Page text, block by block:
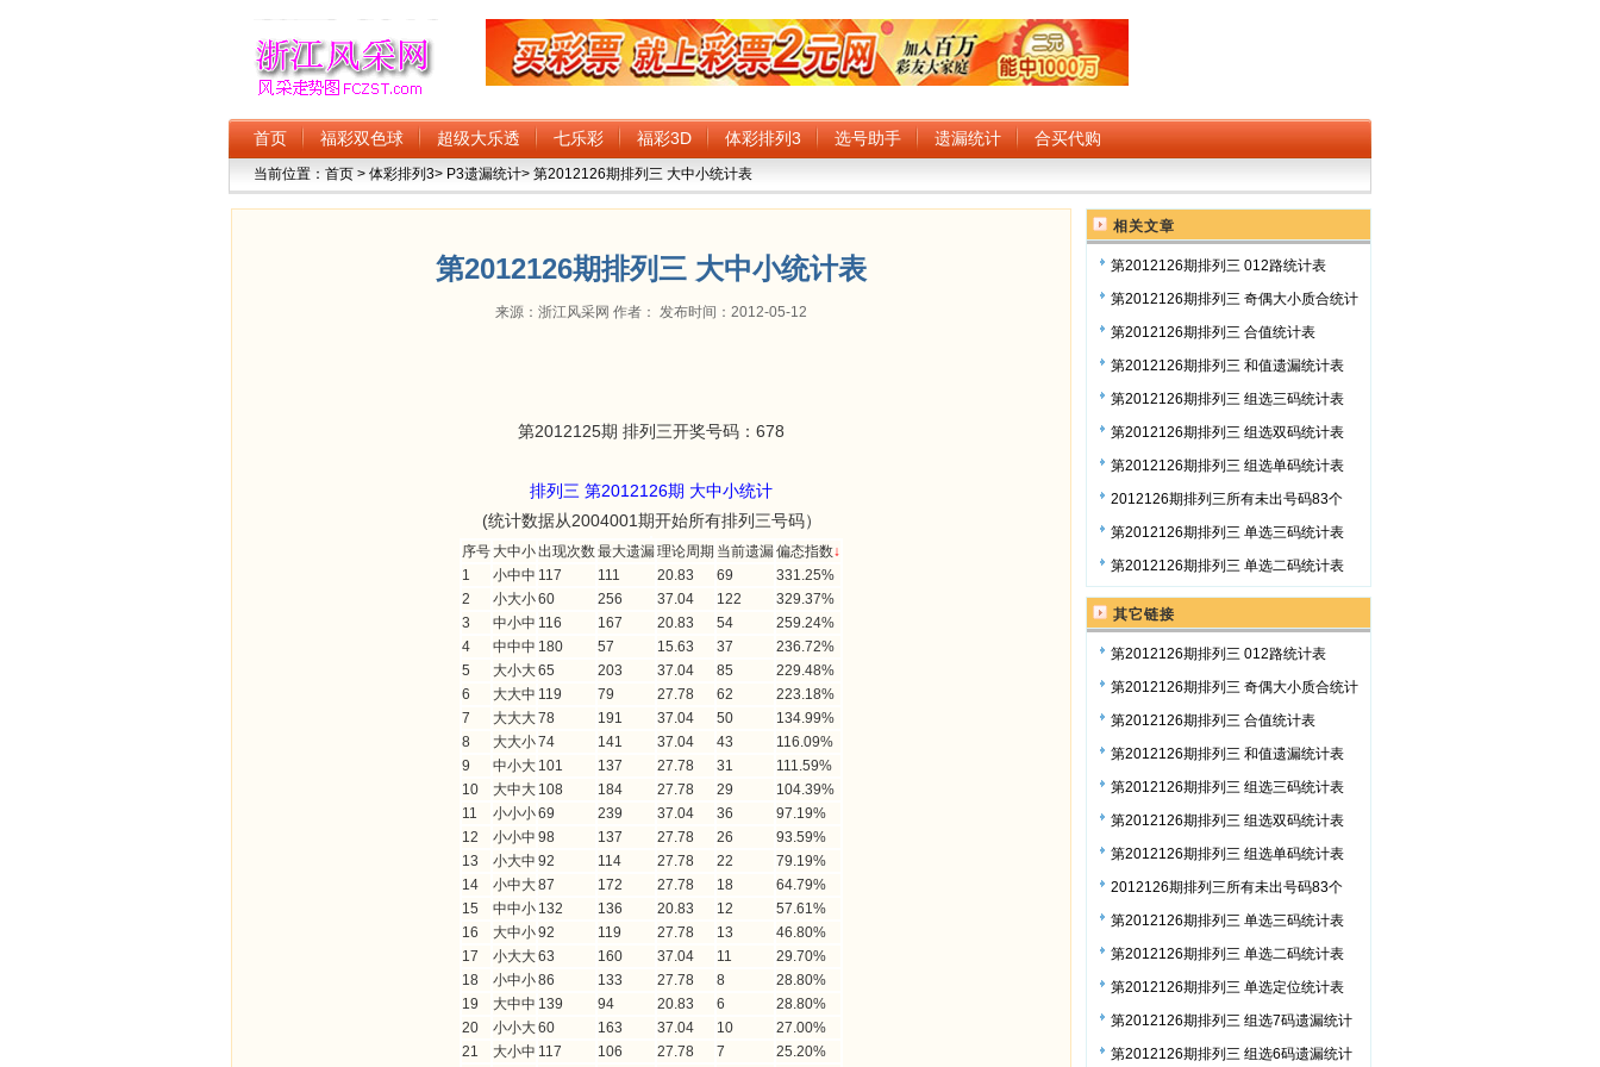
首页 福彩双色球 超级大乐透 七乐彩 福彩3D 体彩排列3 选号助手 遗漏统计 合买代购
当前位置： 首页 > 体彩排列3> P3遗漏统计> 第2012126期排列三 大中小统计表
第2012126期排列三 大中小统计表
来源：浙江风采网 作者： 发布时间：2012-05-12
第2012125期 排列三开奖号码：678
排列三 第2012126期 大中小统计
(统计数据从2004001期开始所有排列三号码）
序号 大中小出现次数最大遗漏理论周期 当前遗漏偏态指数↓
1
小中中 117 111 20.83 69
331.25%
2
小大小60 256 37.04 122
329.37%
3
中小中 116 167 20.83 54
259.24%
4
中中中 180 57 15.63 37
236.72%
5
大小大65 203 37.04 85
229.48%
6
大大中 119 79 27.78 62
223.18%
7
大大大78 191 37.04 50
134.99%
8
大大小74 141 37.04 43
116.09%
9
中小大 101 137 27.78 31
111.59%
10
大中大 108 184 27.78 29
104.39%
11
小小小69 239 37.04 36
97.19%
12
小小中 98 137 27.78 26
93.59%
13
小大中 92 114 27.78 22
79.19%
14
小中大87 172 27.78 18
64.79%
15
中中小 132 136 20.83 12
57.61%
16
大中小92 119 27.78 13
46.80%
17
小大大63 160 37.04 11
29.70%
18
小中小86 133 27.78 8
28.80%
19
大中中 139 94 20.83 6
28.80%
20
小小大60 163 37.04 10
27.00%
21
大小中 117 106 27.78 7 25.20%
相关文章
第2012126期排列三 012路统计表
第2012126期排列三 奇偶大小质合统计
表
第2012126期排列三 合值统计表
第2012126期排列三 和值遗漏统计表
第2012126期排列三 组选三码统计表
第2012126期排列三 组选双码统计表
第2012126期排列三 组选单码统计表
2012126期排列三所有未出号码83个
第2012126期排列三 单选三码统计表
第2012126期排列三 单选二码统计表
其它链接
第2012126期排列三 012路统计表
第2012126期排列三 奇偶大小质合统计
表
第2012126期排列三 合值统计表
第2012126期排列三 和值遗漏统计表
第2012126期排列三 组选三码统计表
第2012126期排列三 组选双码统计表
第2012126期排列三 组选单码统计表
2012126期排列三所有未出号码83个
第2012126期排列三 单选三码统计表
第2012126期排列三 单选二码统计表
第2012126期排列三 单选定位统计表
第2012126期排列三 组选7码遗漏统计
表
第2012126期排列三 组选6码遗漏统计